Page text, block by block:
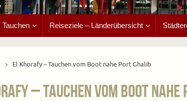
Tauchen Reiseziele – Länderübersicht
El Khorafy – Tauchen vom Boot nahe Port Ghalib
– Tauchen vom Boot